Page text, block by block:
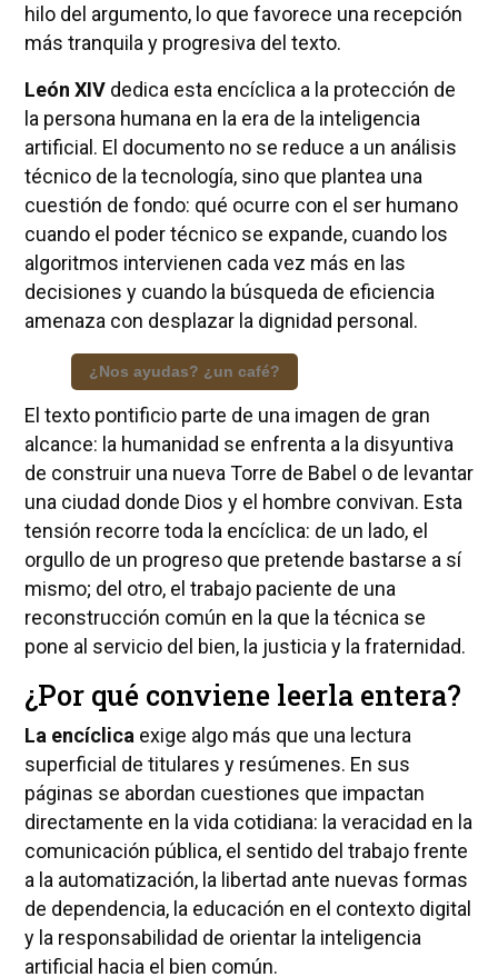
hilo del argumento, lo que favorece una recepción
más tranquila y progresiva del texto.
León XIVdedica esta encíclica a la protección de
la persona humana en la era de la inteligencia
artificial. El documento no se reduce a un análisis
técnico de la tecnología, sino que plantea una
cuestión de fondo: qué ocurre con el ser humano
cuando el poder técnico se expande, cuando los
algoritmos intervienen cada vez más en las
decisiones y cuando la búsqueda de eficiencia
amenaza con desplazar la dignidad personal.
¿Nos ayudas? ¿un café?
El texto pontificio parte de una imagen de gran
alcance: la humanidad se enfrenta a la disyuntiva
de construir una nueva Torre de Babel o de levantar
una ciudad donde Dios y el hombre convivan. Esta
tensión recorre toda la encíclica: de un lado, el
orgullo de un progreso que pretende bastarse a sí
mismo; del otro, el trabajo paciente de una
reconstrucción común en la que la técnica se
pone al servicio del bien, la justicia y la fraternidad.
¿Por qué conviene leerla entera?
La encíclica exige algo más que una lectura
superficial de titulares y resúmenes. En sus
páginas se abordan cuestiones que impactan
directamente en la vida cotidiana: la veracidad en la
comunicación pública, el sentido del trabajo frente
a la automatización, la libertad ante nuevas formas
de dependencia, la educación en el contexto digital
y la responsabilidad de orientar la inteligencia
artificial hacia el bien común.